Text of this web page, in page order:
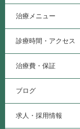
治療メニュー
診療時間・アクセス
治療費・保証
ブログ
求人・採用情報